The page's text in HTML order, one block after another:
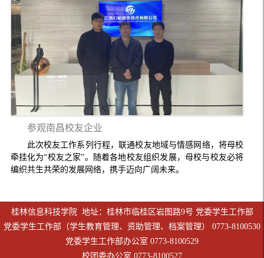
参观南昌校友企业
此次校友工作系列行程，联通校友地域与情感网络，将母校
牵挂化为“校友之家”。随着各地校友组织发展，母校与校友必将
编织共生共荣的发展网络，携手迈向广阔未来。
桂林信息科技学院 地址：桂林市临桂区岩图路9号 党委学生工作部
党委学生工作部（学生教育管理、资助管理、档案管理） 0773-8100530
党委学生工作部办公室 0773-8100529
校团委办公室 0773-8100527